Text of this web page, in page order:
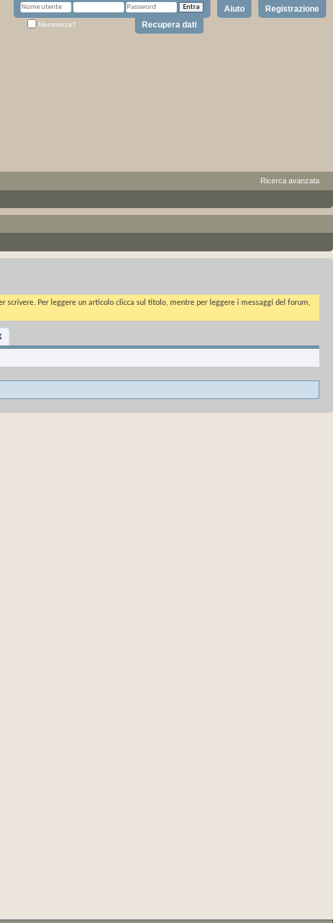
Registrazione
Aiuto
Memorizza? Recupera dati
Ricerca avanzata
scrivere. Per leggere un articolo clicca sul titolo, mentre per leggere i messaggi del forum,